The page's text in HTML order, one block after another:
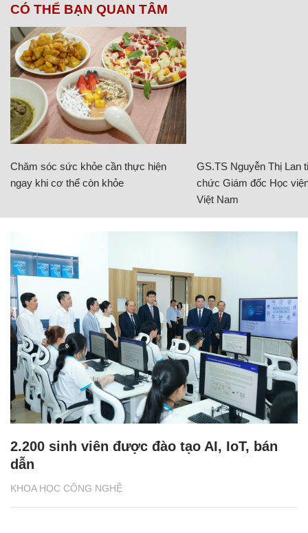
CÓ THỂ BẠN QUAN TÂM
Chăm sóc sức khỏe cần thực hiện
ngay khi cơ thể còn khỏe
GS.TS Nguyễn Thị Lan
chức Giám đốc Học
Việt Nam
KHOA HỌC CÔNG NGHỆ
2.200 sinh viên được đào tạo AI, IoT, bán
dẫn